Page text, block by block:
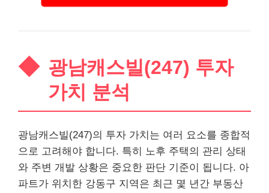
광남캐스빌(247) 투자
가치 분석
광남캐스빌(247)의 투자 가치는 여러 요소를 종합적
으로 고려해야 합니다. 특히 노후 주택의 관리 상태
와 주변 개발 상황은 중요한 판단 기준이 됩니다. 아
파트가 위치한 강동구 지역은 최근 몇 년간 부동산